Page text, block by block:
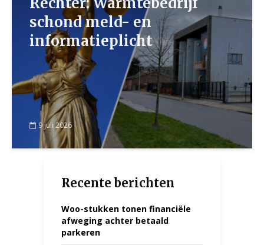
schond meld- en
informatieplicht
9 juli 2026
Recente berichten
Woo-stukken tonen financiële
afweging achter betaald
parkeren